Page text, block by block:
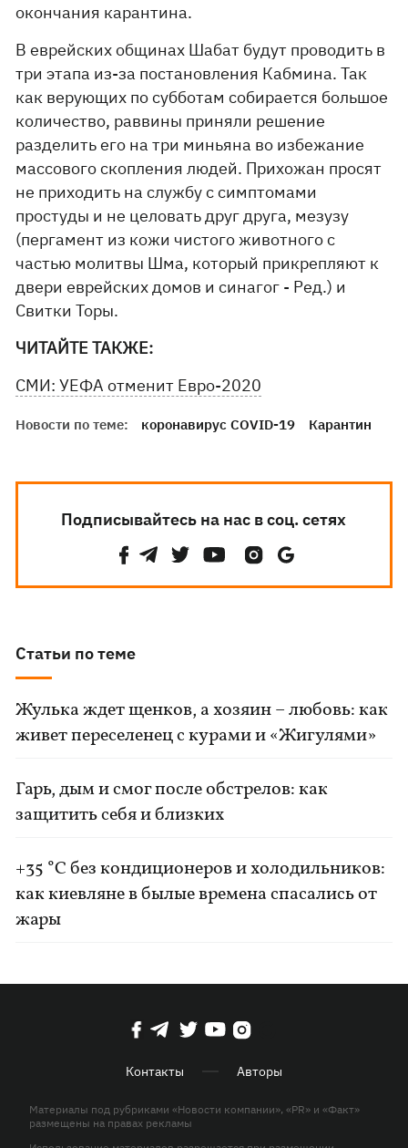
окончания карантина.
В еврейских общинах Шабат будут проводить в
три этапа из-за постановления Кабмина. Так
как верующих по субботам собирается большое
количество, раввины приняли решение
разделить его на три миньяна во избежание
массового скопления людей. Прихожан просят
не приходить на службу с симптомами
простуды и не целовать друг друга, мезузу
(пергамент из кожи чистого животного с
частью молитвы Шма, который прикрепляют к
двери еврейских домов и синагог - Ред.) и
Свитки Торы.
ЧИТАЙТЕ ТАКЖЕ:
СМИ: УЕФА отменит Евро-2020
Новости по теме: коронавирус COVID-19 Карантин
Подписывайтесь на нас в соц. сетях
Статьи по теме
Жулька ждет щенков, а хозяин – любовь: как
живет переселенец с курами и «Жигулями»
Гарь, дым и смог после обстрелов: как
защитить себя и близких
+35 °C без кондиционеров и холодильников:
как киевляне в былые времена спасались от
жары
Контакты Авторы
Материалы под рубриками «Новости компании», «PR» и «Факт»
размещены на правах рекламы